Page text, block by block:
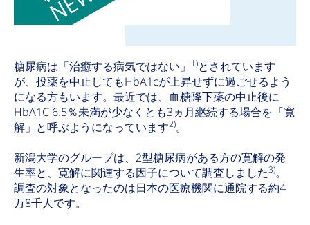
糖尿病は「治癒する病気ではない」 1)とされています
が、投薬を中止してもHbA1cが上昇せずに過ごせるよう
になる方もいます。最近では、血糖降下薬の中止後に
HbA1C 6.5％未満が少なくとも3ヵ月継続する場合を「寛
解」と呼ぶようになっています2)。
新潟大学のグループは、2型糖尿病がある方の寛解の発
生率と、寛解に関連する因子について調査しました3)。
調査の対象となったのは日本の医療機関に通院する約4
万8千人です。